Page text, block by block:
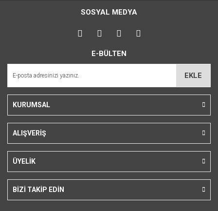
SOSYAL MEDYA
E-BÜLTEN
EKLE
KURUMSAL
ALIŞVERİŞ
ÜYELİK
BİZİ TAKİP EDİN